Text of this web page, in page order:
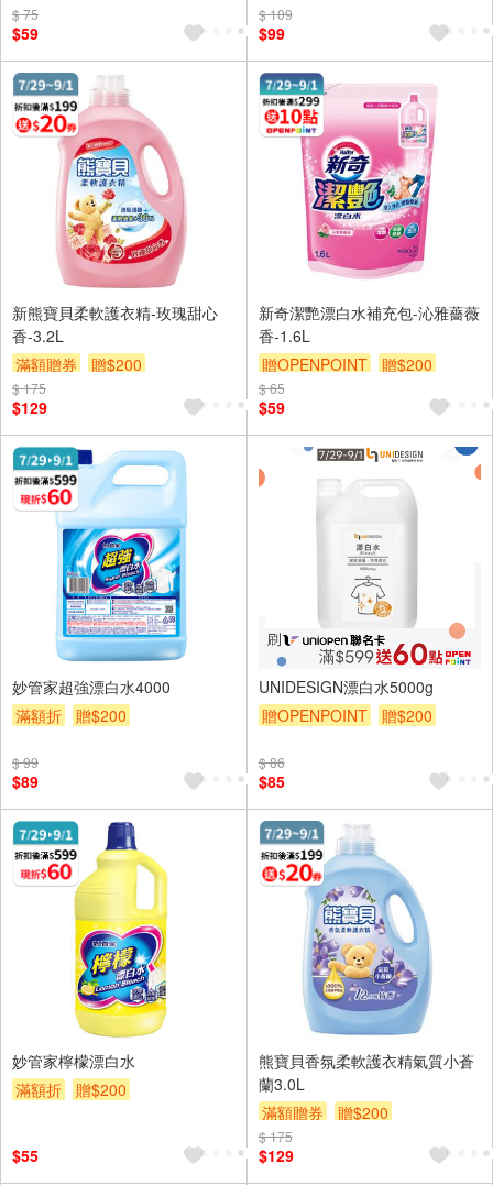
$ 75
$59
$ 109
$99
新熊寶貝柔軟護衣精-玫瑰甜心
香-3.2L
滿額贈券
贈$200
$ 175
$129
新奇潔艷漂白水補充包-沁雅薔薇
香-1.6L
贈OPENPOINT
贈$200
$ 65
$59
妙管家超強漂白水4000
滿額折
贈$200
$ 99
$89
UNIDESIGN漂白水5000g
贈OPENPOINT
贈$200
$ 86
$85
妙管家檸檬漂白水
滿額折
贈$200
$55
熊寶貝香氛柔軟護衣精氣質小蒼
蘭3.0L
滿額贈券
贈$200
$ 175
$129